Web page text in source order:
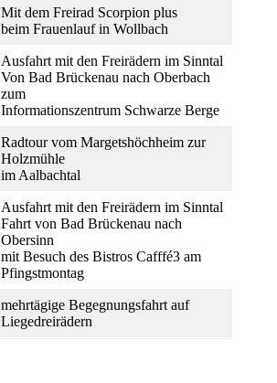
Mit dem Freirad Scorpion plus
beim Frauenlauf in Wollbach
Ausfahrt mit den Freirädern im Sinntal
Von Bad Brückenau nach Oberbach
zum
Informationszentrum Schwarze Berge
Radtour vom Margetshöchheim zur
Holzmühle
im Aalbachtal
Ausfahrt mit den Freirädern im Sinntal
Fahrt von Bad Brückenau nach
Obersinn
mit Besuch des Bistros Cafffé3 am
Pfingstmontag
mehrtägige Begegnungsfahrt auf
Liegedreirädern